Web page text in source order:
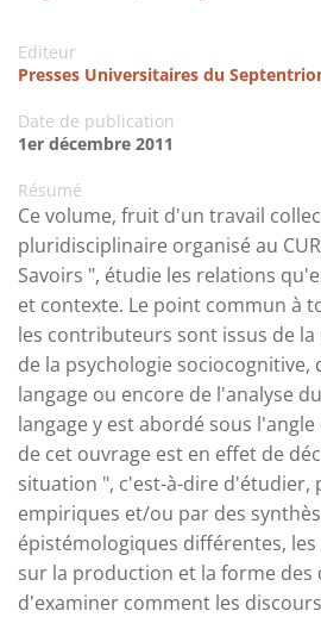
Editeur
Presses Universitaires du
Date de publication
1er décembre 2011
Résumé
Ce volume, fruit d'un travail
pluridisciplinaire organisé au
Savoirs ", étudie les relations
et contexte. Le point commun à
les contributeurs sont issus de la
de la psychologie sociocognitive,
langage ou encore de l'analyse
langage y est abordé sous
de cet ouvrage est en effet de
situation ", c'est-à-dire d'étudier,
empiriques et/ou par des
épistémologiques différentes,
sur la production et la forme des
d'examiner comment les